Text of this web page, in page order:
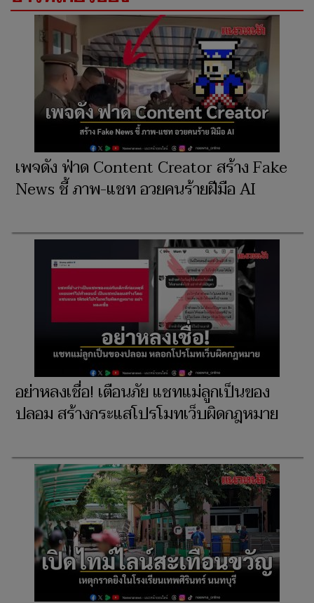
เพจดัง ฟ่าด Content Creator สร้าง Fake
News ชี้ ภาพ-แชท อวยคนร้ายฝีมือ AI
อย่าหลงเชื่อ! เตือนภัย แชทแม่ลูกเป็นของ
ปลอม สร้างกระแสโปรโมทเว็บผิดกฎหมาย